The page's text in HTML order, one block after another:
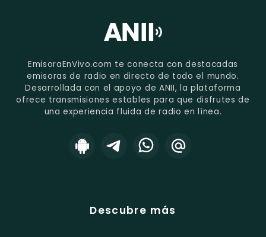
EmisoraEnVivo.com te conecta con destacadas
emisoras de radio en directo de todo el mundo.
Desarrollada con el apoyo de ANII, la plataforma
ofrece transmisiones estables para que disfrutes de
una experiencia fluida de radio en línea.
Descubre más